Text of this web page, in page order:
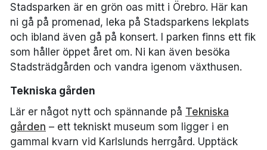
Stadsparken är en grön oas mitt i Örebro. Här kan
ni gå på promenad, leka på Stadsparkens lekplats
och ibland även gå på konsert. I parken finns ett fik
som håller öppet året om. Ni kan även besöka
Stadsträdgården och vandra igenom växthusen.
Tekniska gården
Lär er något nytt och spännande på Tekniska
gården – ett tekniskt museum som ligger i en
gammal kvarn vid Karlslunds herrgård. Upptäck